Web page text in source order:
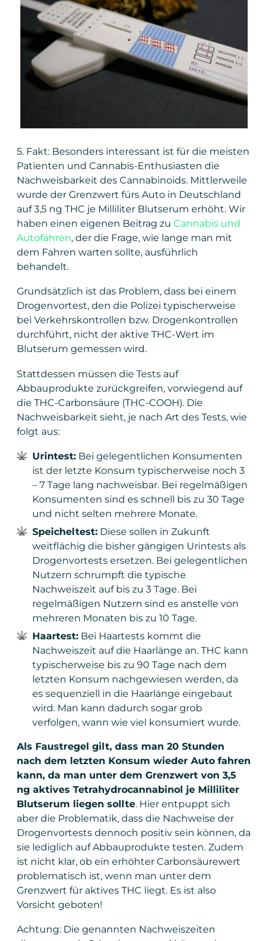
5. Fakt: Besonders interessant ist für die meisten
Patienten und Cannabis-Enthusiasten die
Nachweisbarkeit des Cannabinoids. Mittlerweile
wurde der Grenzwert fürs Auto in Deutschland
auf 3,5 ng THC je Milliliter Blutserum erhöht. Wir
haben einen eigenen Beitrag zu Cannabis und
Autofahren, der die Frage, wie lange man mit
dem Fahren warten sollte, ausführlich
behandelt.
Grundsätzlich ist das Problem, dass bei einem
Drogenvortest, den die Polizei typischerweise
bei Verkehrskontrollen bzw. Drogenkontrollen
durchführt, nicht der aktive THC-Wert im
Blutserum gemessen wird.
Stattdessen müssen die Tests auf
Abbauprodukte zurückgreifen, vorwiegend auf
die THC-Carbonsäure (THC-COOH). Die
Nachweisbarkeit sieht, je nach Art des Tests, wie
folgt aus:
Urintest: Bei gelegentlichen Konsumenten
ist der letzte Konsum typischerweise noch 3
– 7 Tage lang nachweisbar. Bei regelmäßigen
Konsumenten sind es schnell bis zu 30 Tage
und nicht selten mehrere Monate.
Speicheltest: Diese sollen in Zukunft
weitflächig die bisher gängigen Urintests als
Drogenvortests ersetzen. Bei gelegentlichen
Nutzern schrumpft die typische
Nachweiszeit auf bis zu 3 Tage. Bei
regelmäßigen Nutzern sind es anstelle von
mehreren Monaten bis zu 10 Tage.
Haartest: Bei Haartests kommt die
Nachweiszeit auf die Haarlänge an. THC kann
typischerweise bis zu 90 Tage nach dem
letzten Konsum nachgewiesen werden, da
es sequenziell in die Haarlänge eingebaut
wird. Man kann dadurch sogar grob
verfolgen, wann wie viel konsumiert wurde.
Als Faustregel gilt, dass man 20 Stunden
nach dem letzten Konsum wieder Auto fahren
kann, da man unter dem Grenzwert von 3,5
ng aktives Tetrahydrocannabinol je Milliliter
Blutserum liegen sollte. Hier entpuppt sich
aber die Problematik, dass die Nachweise der
Drogenvortests dennoch positiv sein können, da
sie lediglich auf Abbauprodukte testen. Zudem
ist nicht klar, ob ein erhöhter Carbonsäurewert
problematisch ist, wenn man unter dem
Grenzwert für aktives THC liegt. Es ist also
Vorsicht geboten!
Achtung: Die genannten Nachweiszeiten